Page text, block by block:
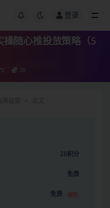
登录
操随心推投放策略（5
28
28积分
免费
免费 推荐